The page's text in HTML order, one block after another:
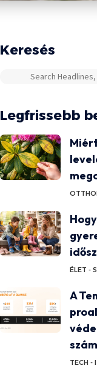
Keresés
Legfrissebb
ÉLET -
A
TECH -